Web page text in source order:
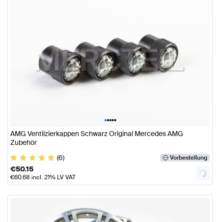
•••••
AMG Ventilzierkappen Schwarz Original Mercedes AMG
Zubehör
(6)
Vorbestellung
€50.15
€60.68 incl. 21% LV VAT